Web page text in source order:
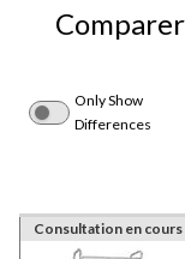
Only Show
Differences
Consultation en cours